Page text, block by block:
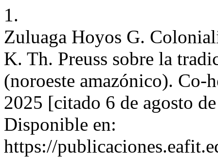
1.
Zuluaga Hoyos G.
K. Th. Preuss sobre la
(noroeste amazónico).
2025 [citado 6 de agosto
Disponible en:
https://